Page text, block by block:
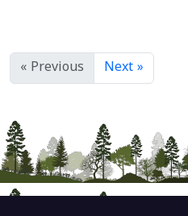
« Previous Next »